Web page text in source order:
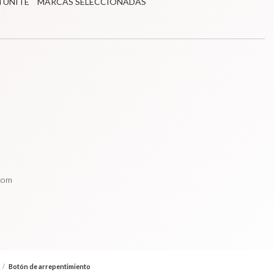
/ Botón de arrepentimiento